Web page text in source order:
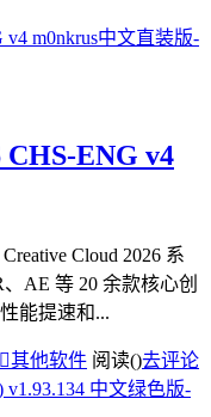
CHS-ENG v4
Cloud 2026 系
AE 等 20 余款核心创
能提速和...
其他软件 阅读()去评论